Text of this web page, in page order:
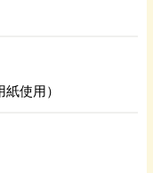
使用）